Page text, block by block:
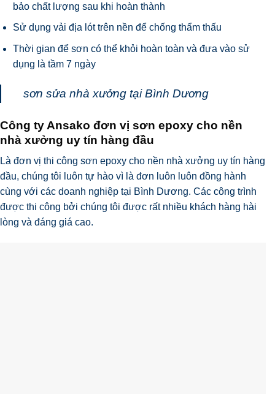
bảo chất lượng sau khi hoàn thành
Sử dụng vải địa lót trên nền để chống thẩm thấu
Thời gian để sơn có thể khỏi hoàn toàn và đưa vào sử
dụng là tầm 7 ngày
sơn sửa nhà xưởng tại Bình Dương
Công ty Ansako đơn vị sơn epoxy cho nền
nhà xưởng uy tín hàng đầu
Là đơn vị thi công sơn epoxy cho nền nhà xưởng uy tín hàng
đầu, chúng tôi luôn tự hào vì là đơn luôn luôn đồng hành
cùng với các doanh nghiệp tại Bình Dương. Các công trình
được thi công bởi chúng tôi được rất nhiều khách hàng hài
lòng và đáng giá cao.